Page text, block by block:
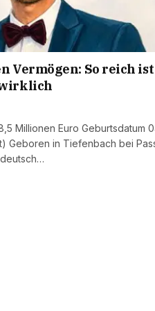
Vermögen: So reich ist
Millionen Euro Geburtsdatum
Geboren in Tiefenbach bei